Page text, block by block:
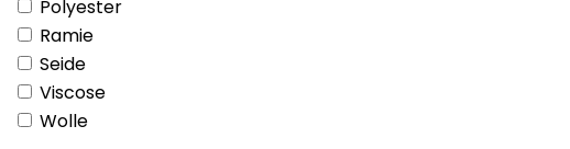
Polyester
Ramie
Seide
Viscose
Wolle